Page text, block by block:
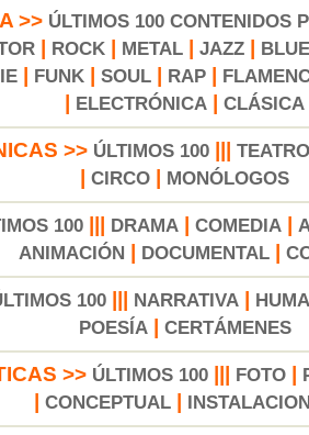
>> ÚLTIMOS 100 CONTENIDOS
ROCK METAL JAZZ
FUNK SOUL RAP
ELECTRÓNICA CLÁSICA
>> ÚLTIMOS 100||| TEATRO
CIRCO MONÓLOGOS
100 DRAMA COMEDIA
ANIMACIÓN
DOCUMENTAL|
100 NARRATIVA
POESÍA| CERTÁMENES
>> ÚLTIMOS 100 FOTO
CONCEPTUAL